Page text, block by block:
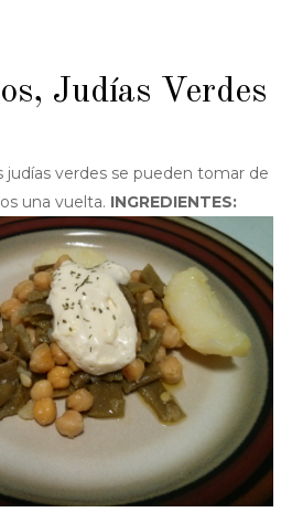
Judías Verdes
verdes se pueden tomar de
una vuelta. INGREDIENTES: